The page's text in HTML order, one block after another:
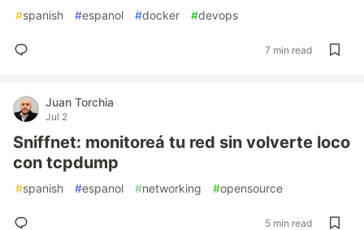
#spanish #espanol #docker #devops
7 min read
Juan Torchia
Jul 2
Sniffnet: monitoreá tu red sin volverte loco
con tcpdump
#spanish #espanol #networking #opensource
5 min read